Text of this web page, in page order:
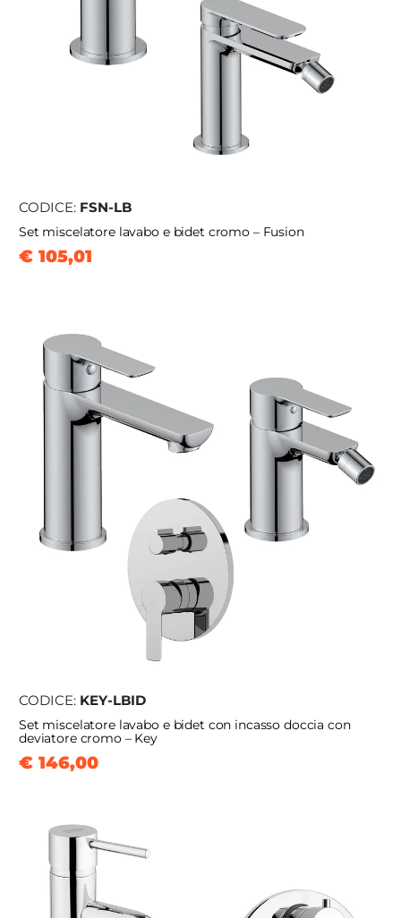
CODICE: FSN-LB
Set miscelatore lavabo e bidet cromo – Fusion
€ 105,01
CODICE: KEY-LBID
Set miscelatore lavabo e bidet con incasso doccia con
deviatore cromo – Key
€ 146,00